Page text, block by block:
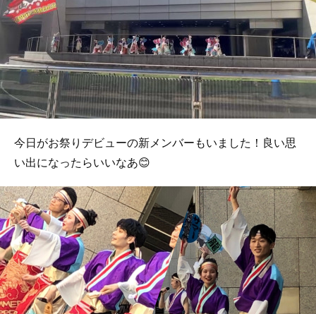
今日がお祭りデビューの新メンバーもいました！良い思
い出になったらいいなあ😊